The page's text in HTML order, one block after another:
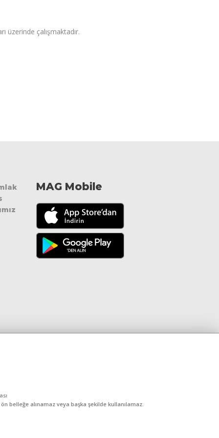
üzerinde çalışmaktadır.
MAG Mobile
belleğe alınamaz veya başka şekilde kullanılamaz.